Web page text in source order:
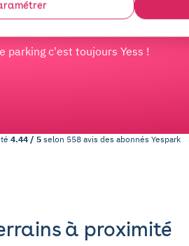
parking partout en
parking c'est toujours Yess !
4.44 / 5 selon 558avis des abonnés Yespark
à proximité